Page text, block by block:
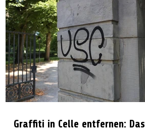
Graffiti in Celle entfernen: Das